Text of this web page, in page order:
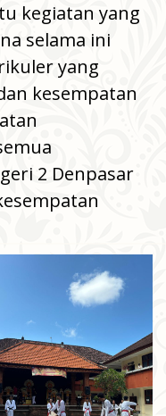
kegiatan yang
selama ini
yang
kesempatan
2 Denpasar